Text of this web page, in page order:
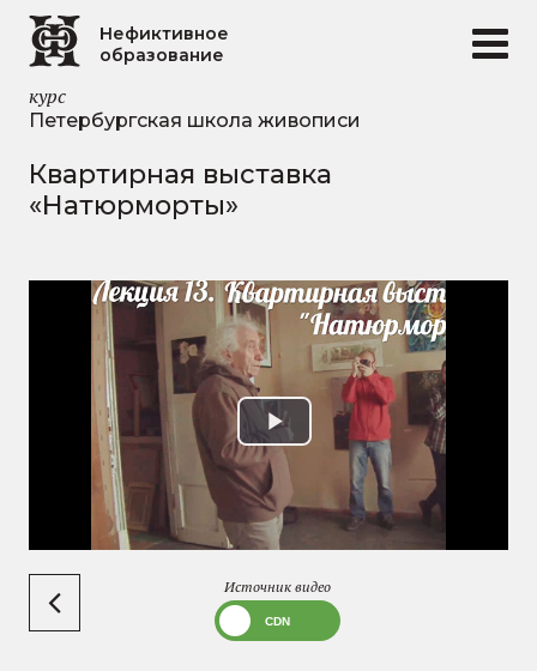
Перейти к основному содержанию
Нефиктивное
образование
курс
Петербургская школа живописи
Квартирная выставка
«Натюрморты»
Play
Video
Источник видео